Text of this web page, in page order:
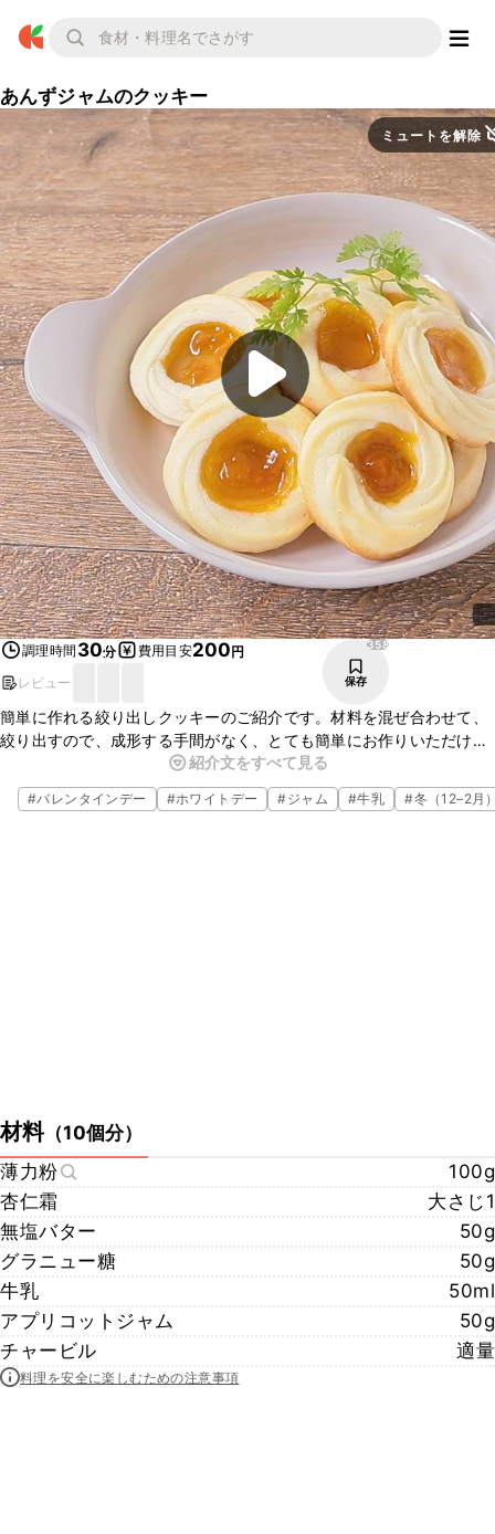
あんずジャムのクッキー
ミュートを解除
調理時間 30分 費用目安200円
レビュー
358
保存
簡単に作れる絞り出しクッキーのご紹介です。材料を混ぜ合わせて、
絞り出すので、成形する手間がなく、とても簡単にお作りいただけま
す。杏仁霜を加えて風味よく仕上げました。中央にアプリコットジャ
ムが入っているので、見た目にもかわいらしい一品ですよ。
紹介文をすべて見る
#バレンタインデー #ホワイトデー #ジャム #牛乳 #冬（12–2月
材料（10個分）
薄力粉
100g
杏仁霜
大さじ1
無塩バター
50g
グラニュー糖
50g
牛乳
50ml
アプリコットジャム
50g
チャービル
適量
料理を安全に楽しむための注意事項